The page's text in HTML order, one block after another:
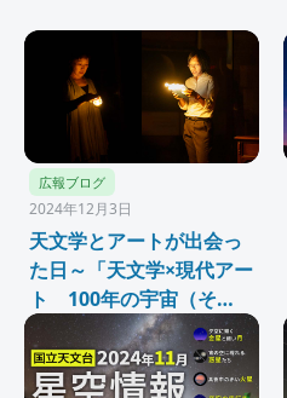
広報ブログ
2024年12月3日
天文学とアートが出会っ
た日～「天文学×現代アー
ト 100年の宇宙（そ
ら） 見つめる眼・歌う
声」開催報告